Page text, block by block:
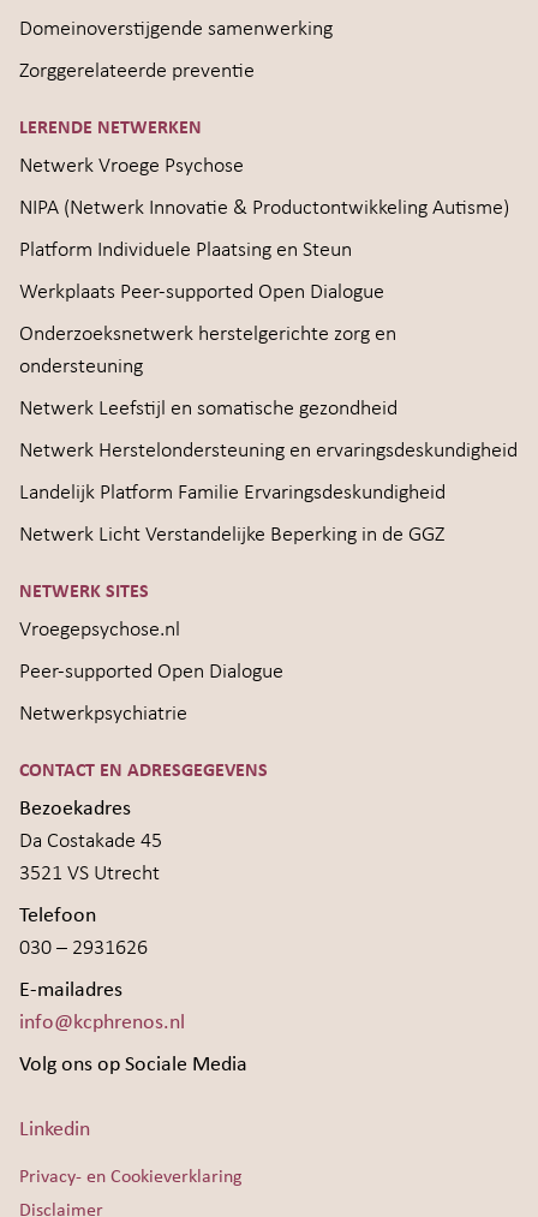
Domeinoverstijgende samenwerking
Zorggerelateerde preventie
LERENDE NETWERKEN
Netwerk Vroege Psychose
NIPA (Netwerk Innovatie & Productontwikkeling Autisme)
Platform Individuele Plaatsing en Steun
Werkplaats Peer-supported Open Dialogue
Onderzoeksnetwerk herstelgerichte zorg en
ondersteuning
Netwerk Leefstijl en somatische gezondheid
Netwerk Herstelondersteuning en ervaringsdeskundigheid
Landelijk Platform Familie Ervaringsdeskundigheid
Netwerk Licht Verstandelijke Beperking in de GGZ
NETWERK SITES
Vroegepsychose.nl
Peer-supported Open Dialogue
Netwerkpsychiatrie
CONTACT EN ADRESGEGEVENS
Bezoekadres
Da Costakade 45
3521 VS Utrecht
Telefoon
030 – 2931626
E-mailadres
info@kcphrenos.nl
Volg ons op Sociale Media
Linkedin
Privacy- en Cookieverklaring
Disclaimer